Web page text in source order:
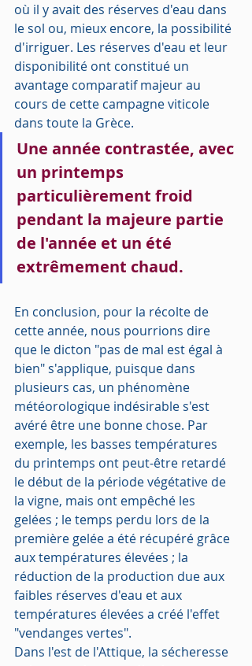
où il y avait des réserves d'eau dans
le sol ou, mieux encore, la possibilité
d'irriguer. Les réserves d'eau et leur
disponibilité ont constitué un
avantage comparatif majeur au
cours de cette campagne viticole
dans toute la Grèce.
Une année contrastée, avec
un printemps
particulièrement froid
pendant la majeure partie
de l'année et un été
extrêmement chaud.
En conclusion, pour la récolte de
cette année, nous pourrions dire
que le dicton "pas de mal est égal à
bien" s'applique, puisque dans
plusieurs cas, un phénomène
météorologique indésirable s'est
avéré être une bonne chose. Par
exemple, les basses températures
du printemps ont peut-être retardé
le début de la période végétative de
la vigne, mais ont empêché les
gelées ; le temps perdu lors de la
première gelée a été récupéré grâce
aux températures élevées ; la
réduction de la production due aux
faibles réserves d'eau et aux
températures élevées a créé l'effet
"vendanges vertes".
Dans l'est de l'Attique, la sécheresse